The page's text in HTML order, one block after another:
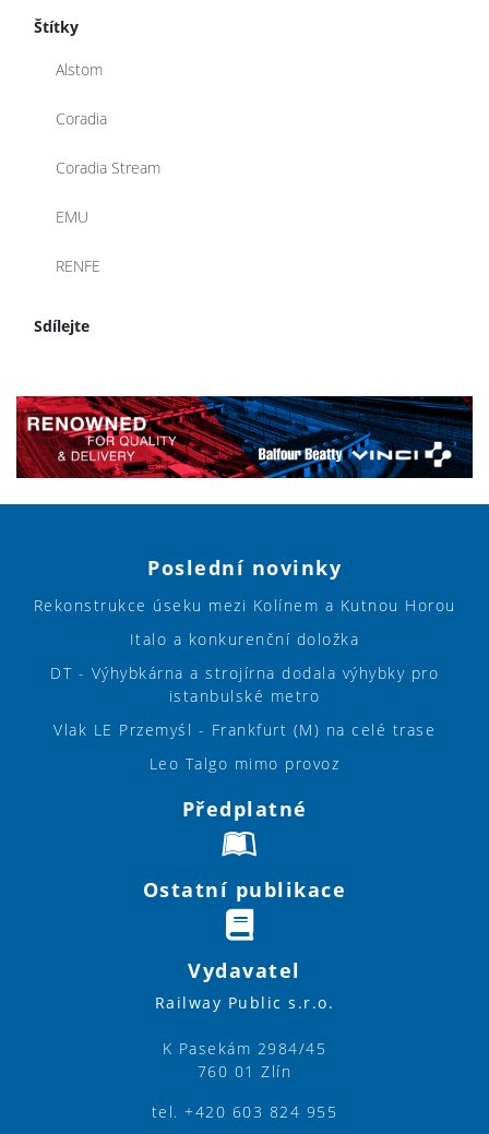
Štítky
Alstom
Coradia
Coradia Stream
EMU
RENFE
Sdílejte
Poslední novinky
Rekonstrukce úseku mezi Kolínem a Kutnou Horou
Italo a konkurenční doložka
DT - Výhybkárna a strojírna dodala výhybky pro
istanbulské metro
Vlak LE Przemyśl - Frankfurt (M) na celé trase
Leo Talgo mimo provoz
Předplatné
Ostatní publikace
Vydavatel
Railway Public s.r.o.
K Pasekám 2984/45
760 01 Zlín
tel. +420 603 824 955